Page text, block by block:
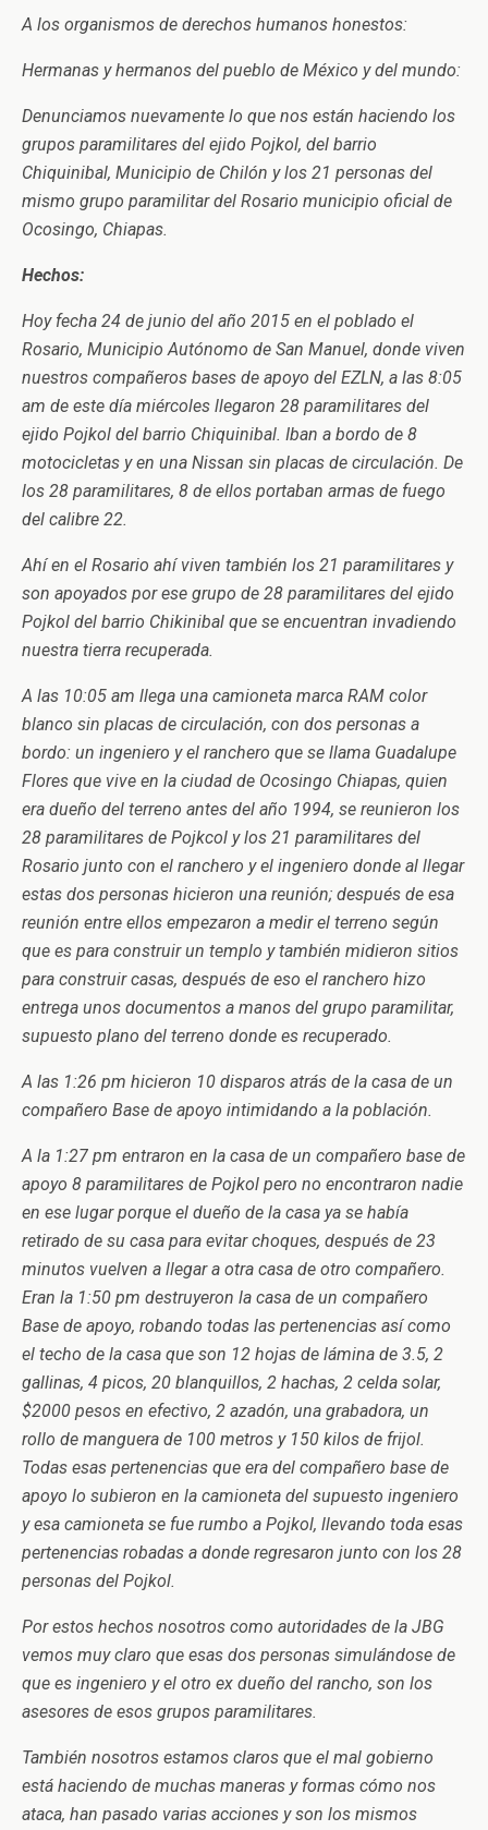
A los organismos de derechos humanos honestos:
Hermanas y hermanos del pueblo de México y del mundo:
Denunciamos nuevamente lo que nos están haciendo los
grupos paramilitares del ejido Pojkol, del barrio
Chiquinibal, Municipio de Chilón y los 21 personas del
mismo grupo paramilitar del Rosario municipio oficial de
Ocosingo, Chiapas.
Hechos:
Hoy fecha 24 de junio del año 2015 en el poblado el
Rosario, Municipio Autónomo de San Manuel, donde viven
nuestros compañeros bases de apoyo del EZLN, a las 8:05
am de este día miércoles llegaron 28 paramilitares del
ejido Pojkol del barrio Chiquinibal. Iban a bordo de 8
motocicletas y en una Nissan sin placas de circulación. De
los 28 paramilitares, 8 de ellos portaban armas de fuego
del calibre 22.
Ahí en el Rosario ahí viven también los 21 paramilitares y
son apoyados por ese grupo de 28 paramilitares del ejido
Pojkol del barrio Chikinibal que se encuentran invadiendo
nuestra tierra recuperada.
A las 10:05 am llega una camioneta marca RAM color
blanco sin placas de circulación, con dos personas a
bordo: un ingeniero y el ranchero que se llama Guadalupe
Flores que vive en la ciudad de Ocosingo Chiapas, quien
era dueño del terreno antes del año 1994, se reunieron los
28 paramilitares de Pojkcol y los 21 paramilitares del
Rosario junto con el ranchero y el ingeniero donde al llegar
estas dos personas hicieron una reunión; después de esa
reunión entre ellos empezaron a medir el terreno según
que es para construir un templo y también midieron sitios
para construir casas, después de eso el ranchero hizo
entrega unos documentos a manos del grupo paramilitar,
supuesto plano del terreno donde es recuperado.
A las 1:26 pm hicieron 10 disparos atrás de la casa de un
compañero Base de apoyo intimidando a la población.
A la 1:27 pm entraron en la casa de un compañero base de
apoyo 8 paramilitares de Pojkol pero no encontraron nadie
en ese lugar porque el dueño de la casa ya se había
retirado de su casa para evitar choques, después de 23
minutos vuelven a llegar a otra casa de otro compañero.
Eran la 1:50 pm destruyeron la casa de un compañero
Base de apoyo, robando todas las pertenencias así como
el techo de la casa que son 12 hojas de lámina de 3.5, 2
gallinas, 4 picos, 20 blanquillos, 2 hachas, 2 celda solar,
$2000 pesos en efectivo, 2 azadón, una grabadora, un
rollo de manguera de 100 metros y 150 kilos de frijol.
Todas esas pertenencias que era del compañero base de
apoyo lo subieron en la camioneta del supuesto ingeniero
y esa camioneta se fue rumbo a Pojkol, llevando toda esas
pertenencias robadas a donde regresaron junto con los 28
personas del Pojkol.
Por estos hechos nosotros como autoridades de la JBG
vemos muy claro que esas dos personas simulándose de
que es ingeniero y el otro ex dueño del rancho, son los
asesores de esos grupos paramilitares.
También nosotros estamos claros que el mal gobierno
está haciendo de muchas maneras y formas cómo nos
ataca, han pasado varias acciones y son los mismos